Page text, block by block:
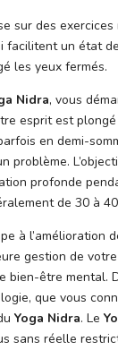
sur des
facilitent un état
les yeux fermés.
Nidra, vous
esprit est
en demi-
problème.
profonde
de 30 à
à l’amélioration
gestion de
bien-être mental.
que vous
Yoga Nidra. Le
sans réelle